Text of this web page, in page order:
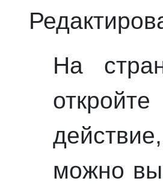
На
можно